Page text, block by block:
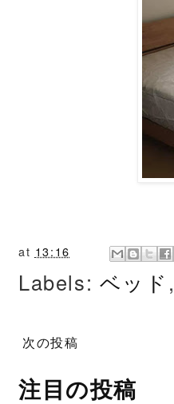
at 13:16
Labels: ベッド
次の投稿
注目の投稿